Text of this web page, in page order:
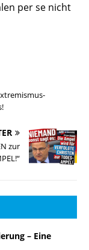
per se nicht
zur
– Eine